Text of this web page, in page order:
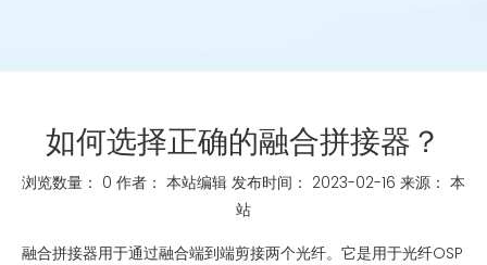
如何选择正确的融合拼接器？
浏览数量： 0 作者： 本站编辑 发布时间： 2023-02-16 来源： 本
站
["whatsapp","linkedin","line","facebook"]
融合拼接器用于通过融合端到端剪接两个光纤。它是用于光纤OSP